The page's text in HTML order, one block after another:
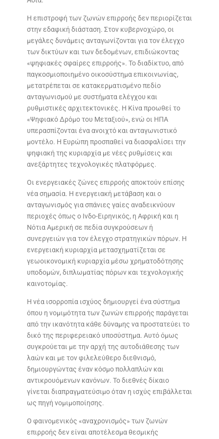
Η επιστροφή των ζωνών επιρροής δεν περιορίζεται
στην εδαφική διάσταση. Στον κυβερνοχώρο, οι
μεγάλες δυνάμεις ανταγωνίζονται για τον έλεγχο
των δικτύων και των δεδομένων, επιδιώκοντας
«ψηφιακές σφαίρες επιρροής». Το διαδίκτυο, από
παγκοσμιοποιημένο οικοσύστημα επικοινωνίας,
μετατρέπεται σε κατακερματισμένο πεδίο
ανταγωνισμού με συστήματα ελέγχου και
ρυθμιστικές αρχιτεκτονικές. Η Κίνα προωθεί το
«Ψηφιακό Δρόμο του Μεταξιού», ενώ οι ΗΠΑ
υπερασπίζονται ένα ανοιχτό και ανταγωνιστικό
μοντέλο. Η Ευρώπη προσπαθεί να διασφαλίσει την
ψηφιακή της κυριαρχία με νέες ρυθμίσεις και
ανεξάρτητες τεχνολογικές πλατφόρμες.
Οι ενεργειακές ζώνες επιρροής αποκτούν επίσης
νέα σημασία. Η ενεργειακή μετάβαση και ο
ανταγωνισμός για σπάνιες γαίες αναδεικνύουν
περιοχές όπως ο Ινδο-Ειρηνικός, η Αφρική και η
Νότια Αμερική σε πεδία συγκρούσεων ή
συνεργειών για τον έλεγχο στρατηγικών πόρων. Η
ενεργειακή κυριαρχία μετασχηματίζεται σε
γεωοικονομική κυριαρχία μέσω χρηματοδότησης
υποδομών, διπλωματίας πόρων και τεχνολογικής
καινοτομίας.
Η νέα ισορροπία ισχύος δημιουργεί ένα σύστημα
όπου η νομιμότητα των ζωνών επιρροής παράγεται
από την ικανότητα κάθε δύναμης να προστατεύει το
δικό της περιφερειακό υποσύστημα. Αυτό όμως
συγκρούεται με την αρχή της αυτοδιάθεσης των
λαών και με τον φιλελεύθερο διεθνισμό,
δημιουργώντας έναν κόσμο πολλαπλών και
αντικρουόμενων κανόνων. Το διεθνές δίκαιο
γίνεται διαπραγματεύσιμο όταν η ισχύς επιβάλλεται
ως πηγή νομιμοποίησης.
Ο φαινομενικός «αναχρονισμός» των ζωνών
επιρροής δεν είναι αποτέλεσμα θεσμικής